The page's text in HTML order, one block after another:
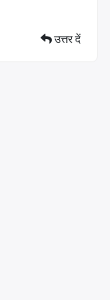
उत्तर दें